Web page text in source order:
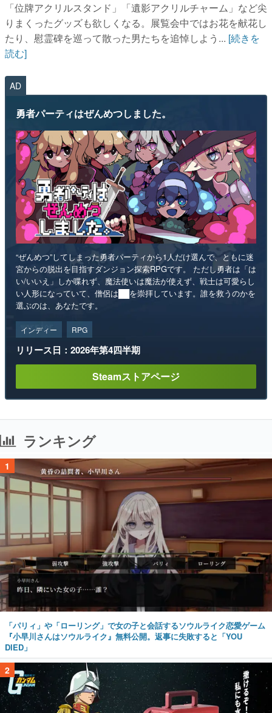
「位牌アクリルスタンド」「遺影アクリルチャーム」など尖
りまくったグッズも欲しくなる。展覧会中ではお花を献花し
たり、慰霊碑を巡って散った男たちを追悼しよう... [続きを
読む]
AD
勇者パーティはぜんめつしました。
“ぜんめつ”してしまった勇者パーティから1人だけ選んで、ともに迷
宮からの脱出を目指すダンジョン探索RPGです。 ただし勇者は「は
い/いいえ」しか喋れず、魔法使いは魔法が使えず、戦士は可愛らし
い人形になっていて、僧侶は██を崇拝しています。誰を救うのかを
選ぶのは、あなたです。
インディー RPG
リリース日：2026年第4四半期
Steamストアページ
ランキング
1
「パリィ」や「ローリング」で女の子と会話するソウルライク恋愛ゲーム
『小早川さんはソウルライク』無料公開。返事に失敗すると「YOU
DIED」
2